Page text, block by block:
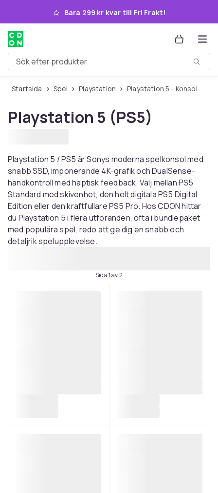
Hoppa till huvudinnehållet
Bara 299 kr kvar till Fri Frakt!
Sök efter produkter
Startsida Spel Playstation Playstation 5 - Konsol
Playstation 5 (PS5)
Playstation 5 / PS5 är Sonys moderna spelkonsol med
snabb SSD, imponerande 4K-grafik och DualSense-
handkontroll med haptisk feedback. Välj mellan PS5
Standard med skivenhet, den helt digitala PS5 Digital
Edition eller den kraftfullare PS5 Pro. Hos CDON hittar
du Playstation 5 i flera utföranden, ofta i bundlepaket
med populära spel, redo att ge dig en snabb och
detaljrik spelupplevelse.
Sida 1 av 2